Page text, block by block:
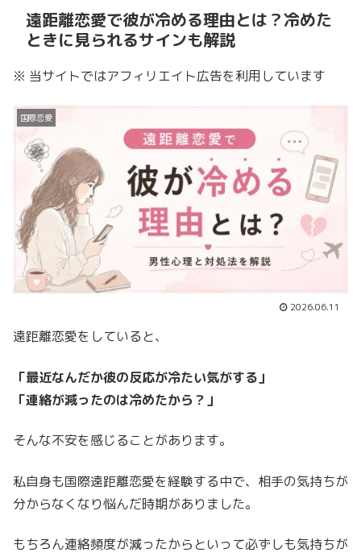
遠距離恋愛で彼が冷める理由とは？冷めた
ときに見られるサインも解説
※ 当サイトではアフィリエイト広告を利用しています
国際恋愛
2026.06.11
遠距離恋愛をしていると、
「最近なんだか彼の反応が冷たい気がする」
「連絡が減ったのは冷めたから？」
そんな不安を感じることがあります。
私自身も国際遠距離恋愛を経験する中で、相手の気持ちが
分からなくなり悩んだ時期がありました。
もちろん連絡頻度が減ったからといって必ずしも気持ちが